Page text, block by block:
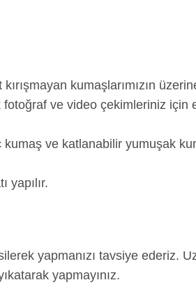
kumaşlarımızın
ve video çekimleriniz için
kumaş ve katlanabilir yumuşak
yapılır.
yapmanızı tavsiye ederiz.
yapmayınız.